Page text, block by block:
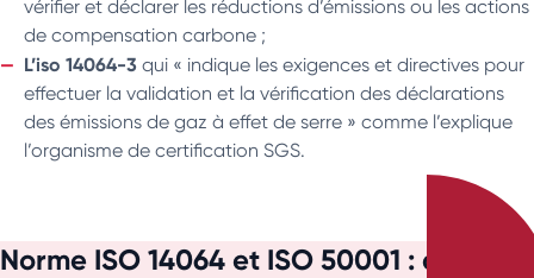
vérifier et déclarer les réductions d’émissions ou les actions
de compensation carbone ;
L’iso 14064-3 qui « indique les exigences et directives pour
effectuer la validation et la vérification des déclarations
des émissions de gaz à effet de serre » comme l’explique
l’organisme de certification SGS.
Norme ISO 14064 et ISO 50001 : quelles